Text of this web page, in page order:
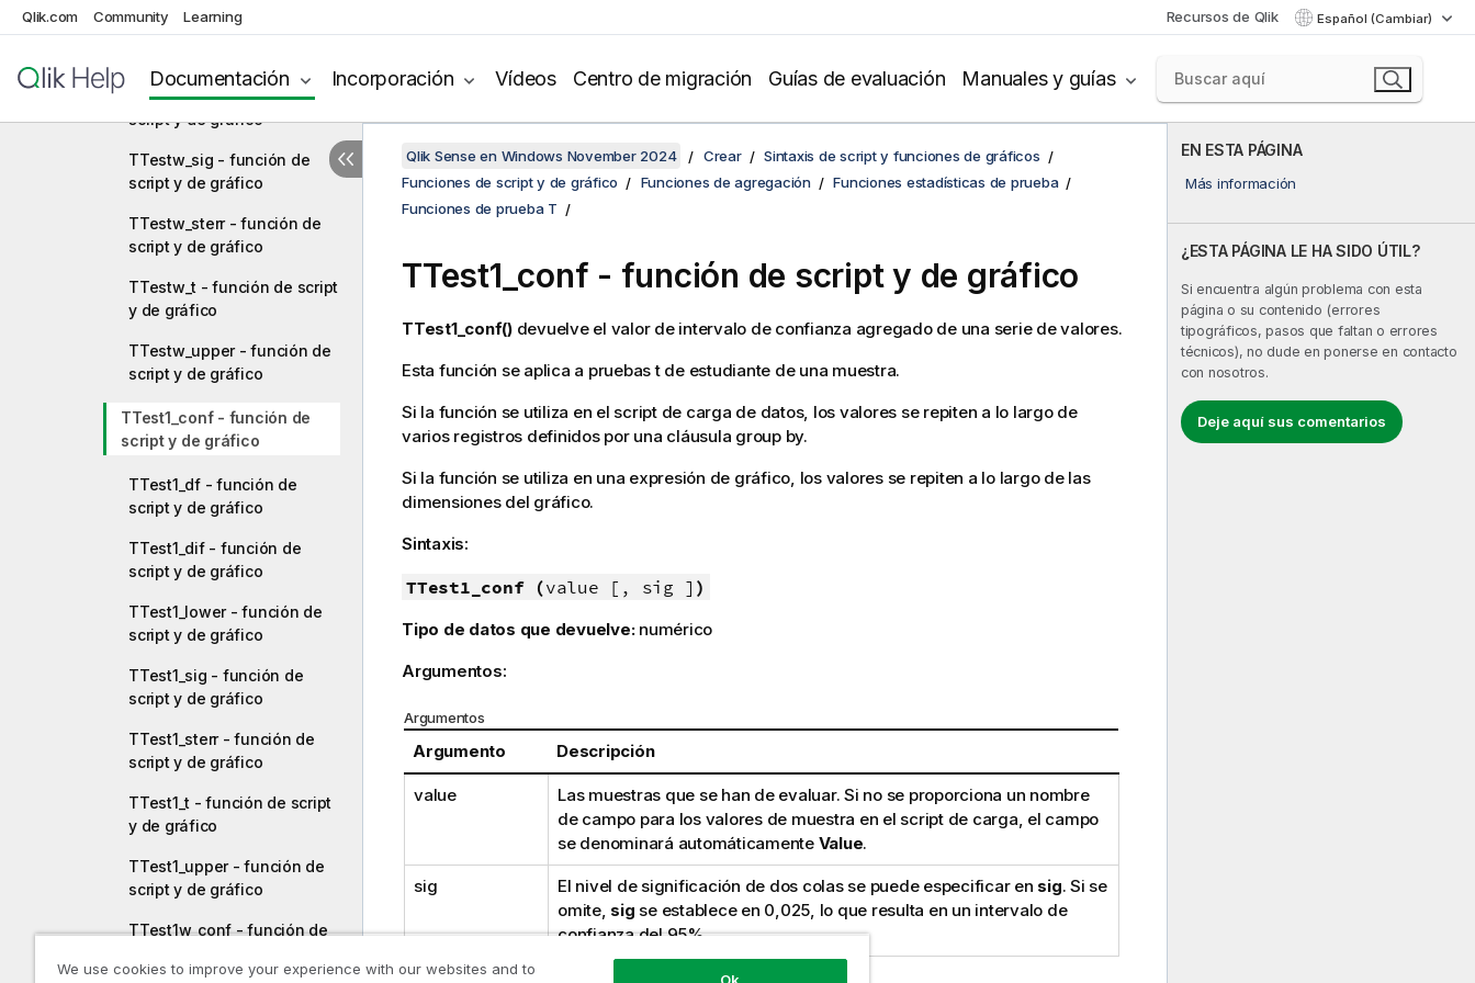
Qlik.com Community Learning Recursos de Qlik Español (Cambiar)
Documentación Incorporación Vídeos Centro de migración Guías de evaluación Manuales y guías
TTestw_dif - función de
TTestw_lower - función de
script y de gráfico
TTestw_sig - función de
script y de gráfico
TTestw_sterr - función de
script y de gráfico
TTestw_t - función de script
y de gráfico
TTestw_upper - función de
script y de gráfico
TTest1_conf - función de
script y de gráfico
TTest1_df - función de
script y de gráfico
TTest1_dif - función de
script y de gráfico
TTest1_lower - función de
script y de gráfico
TTest1_sig - función de
script y de gráfico
TTest1_sterr - función de
script y de gráfico
TTest1_t - función de script
y de gráfico
TTest1_upper - función de
script y de gráfico
TTest1w_conf - función de
EN ESTA PÁGINA
Más información
¿ESTA PÁGINA LE HA SIDO ÚTIL?
Si encuentra algún problema con esta
página o su contenido (errores
tipográficos, pasos que faltan o errores
técnicos), no dude en ponerse en contacto
con nosotros.
Deje aquí sus comentarios
Qlik Sense en Windows November 2024 Crear
Sintaxis de script y funciones de gráficos
Funciones de script y de gráfico
Funciones de agregación
Funciones estadísticas de prueba
Funciones de prueba T
TTest1_conf - función de script y de gráfico
TTest1_conf()devuelve el valor de intervalo de confianza agregado de una serie de valores.
Esta función se aplica a pruebas t de estudiante de una muestra.
Si la función se utiliza en el script de carga de datos, los valores se repiten a lo largo de
varios registros definidos por una cláusula group by.
Si la función se utiliza en una expresión de gráfico, los valores se repiten a lo largo de las
dimensiones del gráfico.
Sintaxis:
TTest1_conf (value [, sig ] )
Tipo de datos que devuelve: numérico
Argumentos:
Argumentos
Argumento Descripción
value
Las muestras que se han de evaluar. Si no se proporciona un nombre
de campo para los valores de muestra en el script de carga, el campo
se denominará automáticamente Value.
sig El nivel de significación de dos colas se puede especificar en sig. Si se
omite, sig se establece en 0,025, lo que resulta en un intervalo de
confianza del 95%.
We use cookies to improve your experience with our websites and to